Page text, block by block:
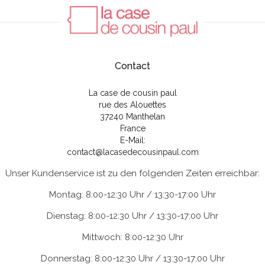
Contact
La case de cousin paul
rue des Alouettes
37240 Manthelan
France
E-Mail:
contact@lacasedecousinpaul.com
Unser Kundenservice ist zu den folgenden Zeiten erreichbar:
Montag: 8:00-12:30 Uhr / 13:30-17:00 Uhr
Dienstag: 8:00-12:30 Uhr / 13:30-17:00 Uhr
Mittwoch: 8:00-12:30 Uhr
Donnerstag: 8:00-12:30 Uhr / 13:30-17:00 Uhr